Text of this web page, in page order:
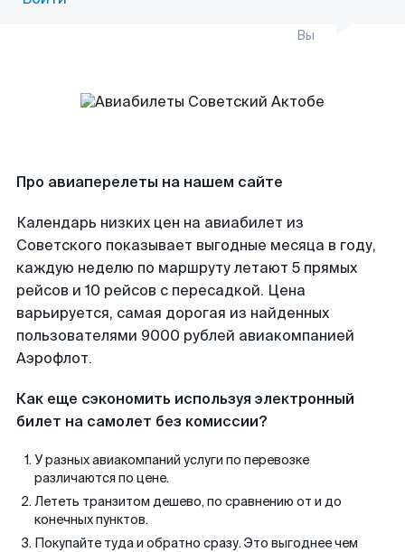
Вы
Про авиаперелеты на нашем сайте
Календарь низких цен на авиабилет из
Советского показывает выгодные месяца в году,
каждую неделю по маршруту летают 5 прямых
рейсов и 10 рейсов с пересадкой. Цена
варьируется, самая дорогая из найденных
пользователями 9000 рублей авиакомпанией
Аэрофлот.
Как еще сэкономить используя электронный
билет на самолет без комиссии?
У разных авиакомпаний услуги по перевозке
различаются по цене.
Лететь транзитом дешево, по сравнению от и до
конечных пунктов.
Покупайте туда и обратно сразу. Это выгоднее чем